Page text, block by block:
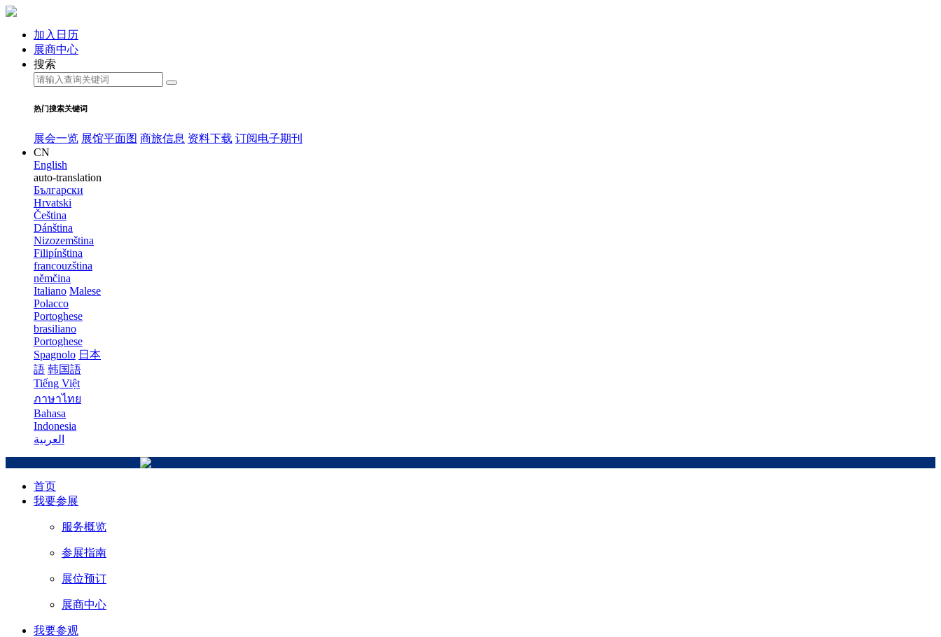
加入日历
展商中心
搜索
热门搜索关键词
展会一览 展馆平面图 商旅信息 资料下载 订阅电子期刊
CN
English
auto-translation
Български
Hrvatski
Čeština
Dánština
Nizozemština
Filipínština
francouzština
němčina
Italiano Malese
Polacco
Portoghese
brasiliano
Portoghese
Spagnolo 日本
語 韩国語
Tiếng Việt
ภาษาไทย
Bahasa
Indonesia
العربية
首页
我要参展
服务概览
参展指南
展位预订
展商中心
我要参观